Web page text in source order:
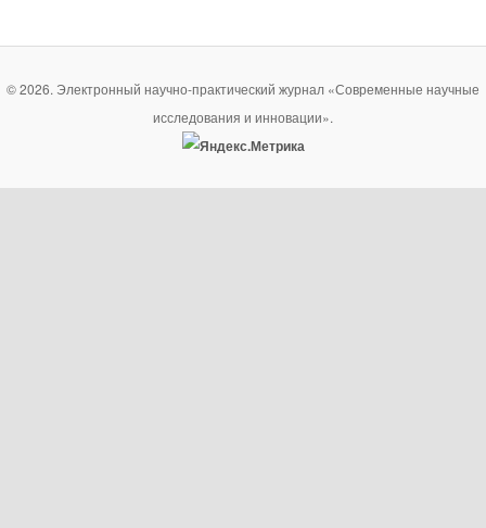
© 2026. Электронный научно-практический журнал «Современные научные
исследования и инновации».